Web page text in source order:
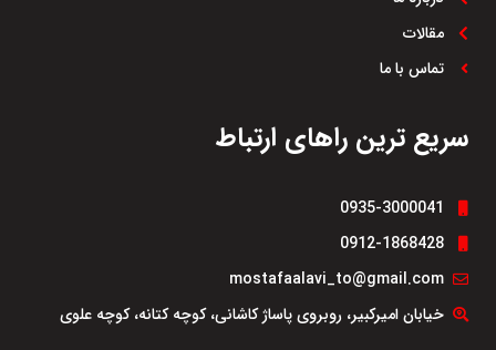
مقالات
تماس با ما
سریع ترین راهای ارتباط
0935-3000041
0912-1868428
mostafaalavi_to@gmail.com
خیابان امیرکبیر، روبروی پاساژ کاشانی، کوچه کتانه، کوچه علوی